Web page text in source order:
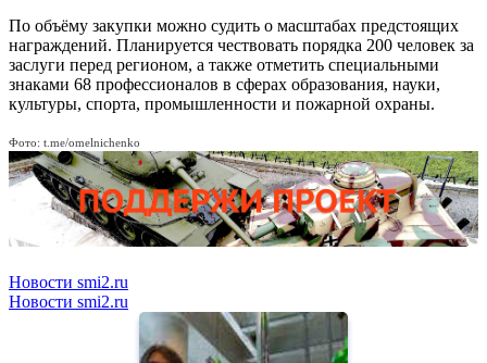
По объёму закупки можно судить о масштабах предстоящих
награждений. Планируется чествовать порядка 200 человек за
заслуги перед регионом, а также отметить специальными
знаками 68 профессионалов в сферах образования, науки,
культуры, спорта, промышленности и пожарной охраны.
Фото: t.me/omelnichenko
Новости smi2.ru
Новости smi2.ru